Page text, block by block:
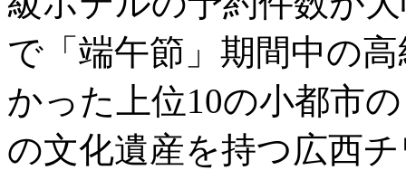
で「端午節」期間中の
かった上位10の小都市
の文化遺産を持つ広西